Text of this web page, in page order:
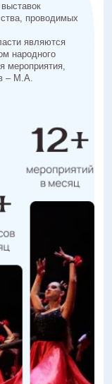
проводимых
являются
народного
мероприятия,
– М.А.